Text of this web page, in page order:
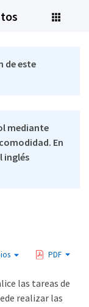
de este
mediante
En
inglés
PDF
las tareas de
realizar las